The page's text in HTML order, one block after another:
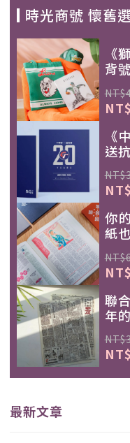
時光商號 懷舊
《
背
《
送
你
紙
聯
年
最新文章